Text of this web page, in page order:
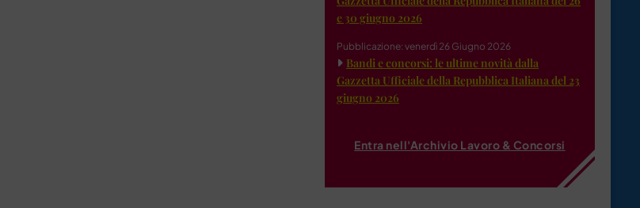
e 30 giugno 2026
Pubblicazione: venerdì 26 Giugno 2026
Bandi e concorsi: le ultime novità dalla
Gazzetta Ufficiale della Repubblica Italiana del 23
giugno 2026
Entra nell'Archivio Lavoro & Concorsi